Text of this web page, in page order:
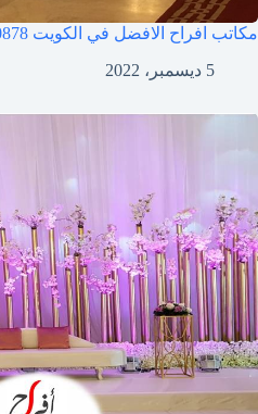
مكاتب افراح الافضل في الكويت
5 ديسمبر، 2022